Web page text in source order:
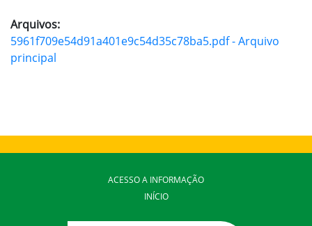
Arquivos:
5961f709e54d91a401e9c54d35c78ba5.pdf - Arquivo
principal
ACESSO A INFORMAÇÃO
INÍCIO